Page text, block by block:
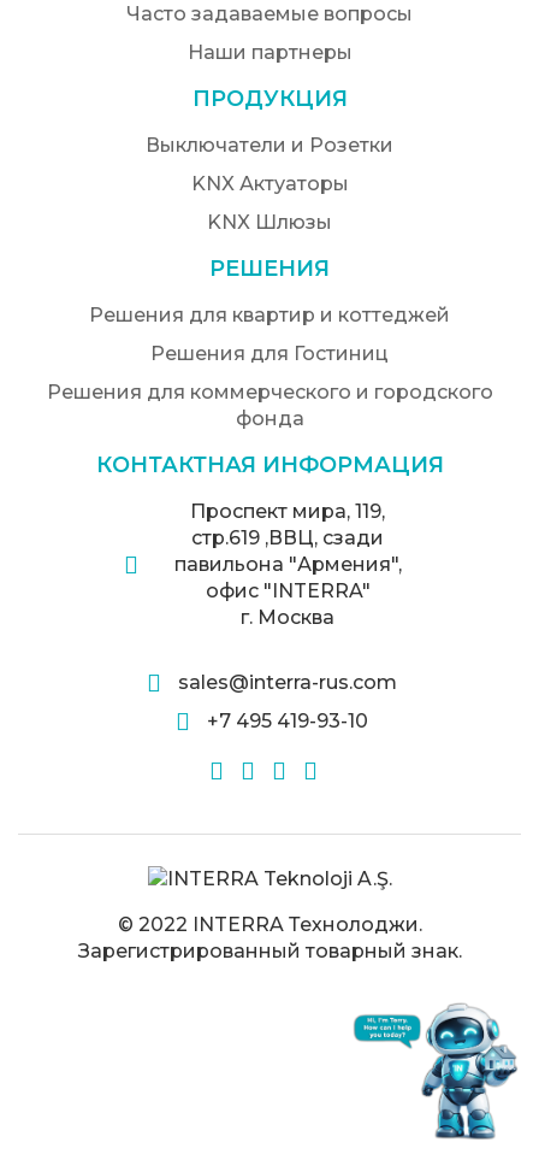
Часто задаваемые вопросы
Наши партнеры
ПРОДУКЦИЯ
Выключатели и Розетки
KNX Актуаторы
KNX Шлюзы
РЕШЕНИЯ
Решения для квартир и коттеджей
Решения для Гостиниц
Решения для коммерческого и городского
фонда
КОНТАКТНАЯ ИНФОРМАЦИЯ
Проспект мира, 119,
стр.619 ,ВВЦ, сзади
павильона "Армения",
офис "INTERRA"
г. Москва
sales@interra-rus.com
+7 495 419-93-10
© 2022 INTERRA Технолоджи.
Зарегистрированный товарный знак.